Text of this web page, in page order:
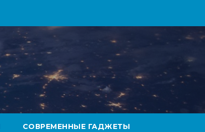
СОВРЕМЕННЫЕ ГАДЖЕТЫ